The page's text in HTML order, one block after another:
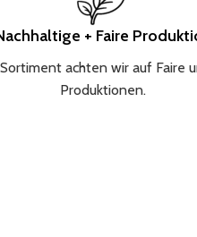
+ Faire
achten wir auf Faire
Produktionen.